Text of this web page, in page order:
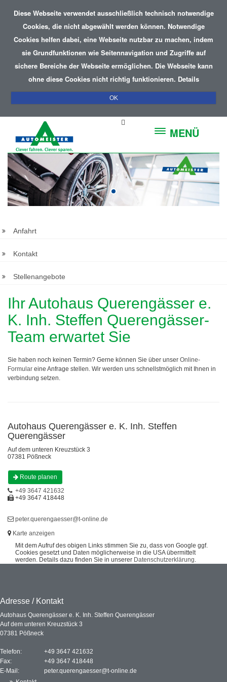
Diese Webseite verwendet ausschließlich technisch notwendige
Cookies, die nicht abgewählt werden können. Notwendige
Cookies helfen dabei, eine Webseite nutzbar zu machen, indem
sie Grundfunktionen wie Seitennavigation und Zugriffe auf
sichere Bereiche der Webseite ermöglichen. Die Webseite kann
ohne diese Cookies nicht richtig funktionieren. Details
OK
MENÜ
Anfahrt
Kontakt
Stellenangebote
Ihr Autohaus Querengässer e.
K. Inh. Steffen Querengässer-
Team erwartet Sie
Sie haben noch keinen Termin? Gerne können Sie über unser Online-
Formular eine Anfrage stellen. Wir werden uns schnellstmöglich mit Ihnen in
verbindung setzen.
Autohaus Querengässer e. K. Inh. Steffen
Querengässer
Auf dem unteren Kreuzstück 3
07381 Pößneck
Route planen
+49 3647 421632
+49 3647 418448
peter.querengaesser@t-online.de
Karte anzeigen
Mit dem Aufruf des obigen Links stimmen Sie zu, dass von Google ggf.
Cookies gesetzt und Daten möglicherweise in die USA übermittelt
werden. Details dazu finden Sie in unserer Datenschutzerklärung.
Adresse / Kontakt
Autohaus Querengässer e. K. Inh. Steffen Querengässer
Auf dem unteren Kreuzstück 3
07381 Pößneck
Telefon:
+49 3647 421632
Fax:
+49 3647 418448
E-Mail:
peter.querengaesser@t-online.de